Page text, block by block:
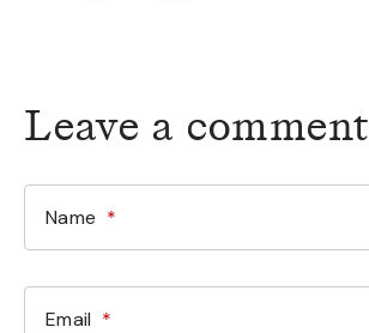
Leave a comment